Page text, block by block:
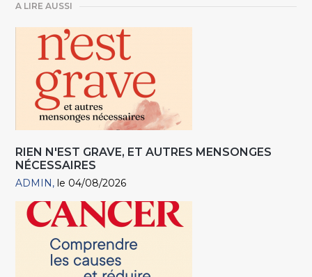
A LIRE AUSSI
RIEN N'EST GRAVE, ET AUTRES MENSONGES
NÉCESSAIRES
ADMIN le 04/08/2026